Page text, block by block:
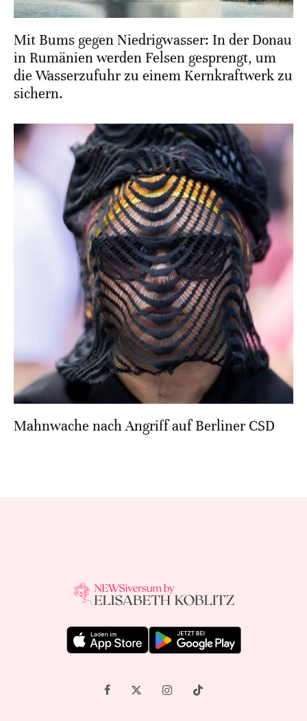
Mit Bums gegen Niedrigwasser: In der Donau
in Rumänien werden Felsen gesprengt, um
die Wasserzufuhr zu einem Kernkraftwerk zu
sichern.
Mahnwache nach Angriff auf Berliner CSD